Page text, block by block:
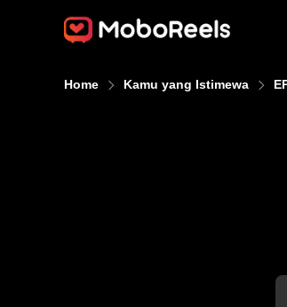
Home Kamu yang Istimewa